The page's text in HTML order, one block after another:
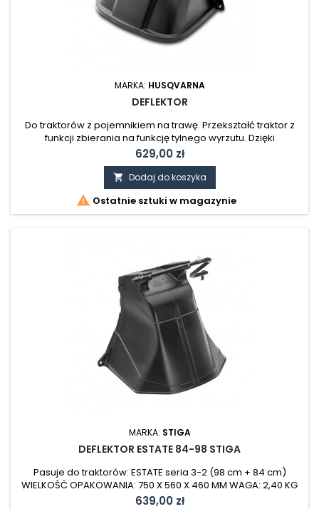
MARKA: HUSQVARNA
DEFLEKTOR
Do traktorów z pojemnikiem na trawę. Przekształć traktor z
funkcji zbierania na funkcję tylnego wyrzutu. Dzięki
deflektorowi ścinki trawy kierowane są do tyłu i w dół.
Cena
629,00 zł
 Dodaj do koszyka
 Ostatnie sztuki w magazynie
MARKA: STIGA
DEFLEKTOR ESTATE 84-98 STIGA
Pasuje do traktorów: ESTATE seria 3-2 (98 cm + 84 cm)
WIELKOŚĆ OPAKOWANIA: 750 X 560 X 460 MM WAGA: 2,40 KG
Cena
639,00 zł